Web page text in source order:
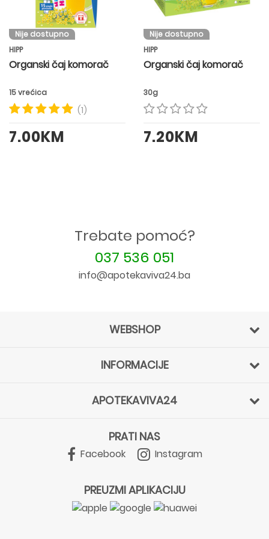
Nije dostupno
HIPP
Organski čaj komorač
15 vrećica
(1)
7.00KM
Nije dostupno
HIPP
Organski čaj komorač
30g
7.20KM
Trebate pomoć?
037 536 051
info@apotekaviva24.ba
WEBSHOP
INFORMACIJE
APOTEKAVIVA24
PRATI NAS
Facebook Instagram
PREUZMI APLIKACIJU